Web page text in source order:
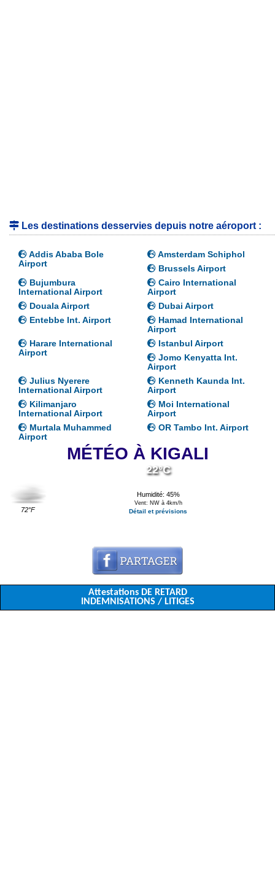
Les destinations desservies depuis notre aéroport :
Addis Ababa Bole
Airport
Amsterdam Schiphol
Brussels Airport
Bujumbura
International Airport
Cairo International
Airport
Douala Airport
Dubai Airport
Entebbe Int. Airport
Hamad International
Airport
Harare International
Airport
Istanbul Airport
Jomo Kenyatta Int.
Airport
Julius Nyerere
International Airport
Kenneth Kaunda Int.
Airport
Kilimanjaro
International Airport
Moi International
Airport
Murtala Muhammed
Airport
OR Tambo Int. Airport
MÉTÉO À KIGALI
72°F
22°C
Humidité: 45%
Vent: NW à 4km/h
Détail et prévisions
Attestations DE RETARD
INDEMNISATIONS / LITIGES